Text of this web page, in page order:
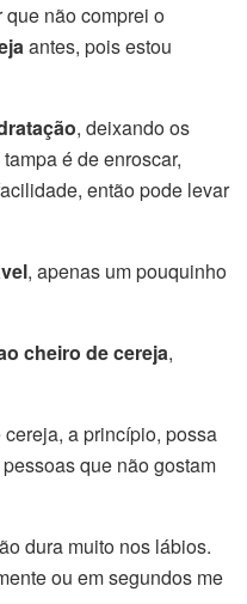
que não comprei o
antes, pois estou
, deixando os
é de enroscar,
então pode levar
, apenas um pouquinho
cheiro de cereja,
a princípio, possa
que não gostam
dura muito nos lábios.
ou em segundos me